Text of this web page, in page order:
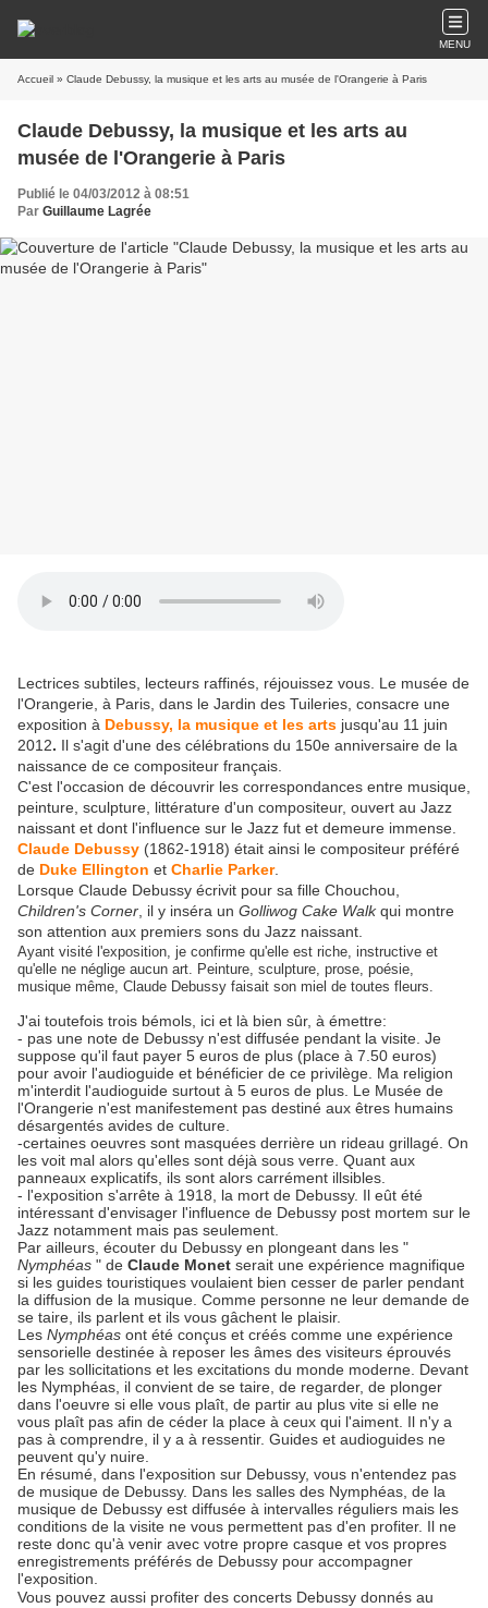
MENU
Accueil » Claude Debussy, la musique et les arts au musée de l'Orangerie à Paris
Claude Debussy, la musique et les arts au
musée de l'Orangerie à Paris
Publié le 04/03/2012 à 08:51
Par Guillaume Lagrée
Lectrices subtiles, lecteurs raffinés, réjouissez vous. Le musée de
l'Orangerie, à Paris, dans le Jardin des Tuileries, consacre une
exposition à Debussy, la musique et les arts jusqu'au 11 juin
2012. Il s'agit d'une des célébrations du 150e anniversaire de la
naissance de ce compositeur français.
C'est l'occasion de découvrir les correspondances entre musique,
peinture, sculpture, littérature d'un compositeur, ouvert au Jazz
naissant et dont l'influence sur le Jazz fut et demeure immense.
Claude Debussy (1862-1918) était ainsi le compositeur préféré
de Duke Ellington et Charlie Parker.
Lorsque Claude Debussy écrivit pour sa fille Chouchou,
Children's Corner , il y inséra un Golliwog Cake Walkqui montre
son attention aux premiers sons du Jazz naissant.
Ayant visité l'exposition, je confirme qu'elle est riche, instructive et
qu'elle ne néglige aucun art. Peinture, sculpture, prose, poésie,
musique même, Claude Debussy faisait son miel de toutes fleurs.
J'ai toutefois trois bémols, ici et là bien sûr, à émettre:
- pas une note de Debussy n'est diffusée pendant la visite. Je
suppose qu'il faut payer 5 euros de plus (place à 7.50 euros)
pour avoir l'audioguide et bénéficier de ce privilège. Ma religion
m'interdit l'audioguide surtout à 5 euros de plus. Le Musée de
l'Orangerie n'est manifestement pas destiné aux êtres humains
désargentés avides de culture.
-certaines oeuvres sont masquées derrière un rideau grillagé. On
les voit mal alors qu'elles sont déjà sous verre. Quant aux
panneaux explicatifs, ils sont alors carrément illsibles.
- l'exposition s'arrête à 1918, la mort de Debussy. Il eût été
intéressant d'envisager l'influence de Debussy post mortem sur le
Jazz notamment mais pas seulement.
Par ailleurs, écouter du Debussy en plongeant dans les "
Nymphéas " de Claude Monet serait une expérience magnifique
si les guides touristiques voulaient bien cesser de parler pendant
la diffusion de la musique. Comme personne ne leur demande de
se taire, ils parlent et ils vous gâchent le plaisir.
Les Nymphéas ont été conçus et créés comme une expérience
sensorielle destinée à reposer les âmes des visiteurs éprouvés
par les sollicitations et les excitations du monde moderne. Devant
les Nymphéas, il convient de se taire, de regarder, de plonger
dans l'oeuvre si elle vous plaît, de partir au plus vite si elle ne
vous plaît pas afin de céder la place à ceux qui l'aiment. Il n'y a
pas à comprendre, il y a à ressentir. Guides et audioguides ne
peuvent qu'y nuire.
En résumé, dans l'exposition sur Debussy, vous n'entendez pas
de musique de Debussy. Dans les salles des Nymphéas, de la
musique de Debussy est diffusée à intervalles réguliers mais les
conditions de la visite ne vous permettent pas d'en profiter. Il ne
reste donc qu'à venir avec votre propre casque et vos propres
enregistrements préférés de Debussy pour accompagner
l'exposition.
Vous pouvez aussi profiter des concerts Debussy donnés au